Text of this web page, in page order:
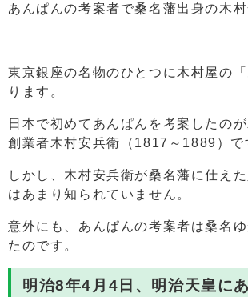
あんぱんの考案者で桑名藩出身の木
東京銀座の名物のひとつに木村屋の
ります。
日本で初めてあんぱんを考案したの
創業者木村安兵衛（1817～1889）で
しかし、木村安兵衛が桑名藩に仕え
はあまり知られていません。
意外にも、あんぱんの考案者は桑名
たのです。
明治8年4月4日、明治天皇に